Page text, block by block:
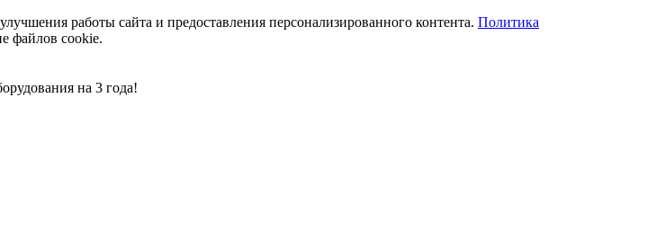
работы сайта и предоставления персонализированного контента. Политика
файлов cookie.
на 3 года!